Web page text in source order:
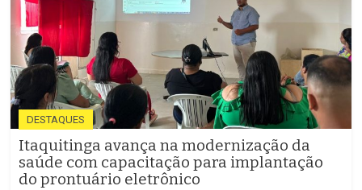
DESTAQUES
Itaquitinga avança na modernização da
saúde com capacitação para implantação
do prontuário eletrônico